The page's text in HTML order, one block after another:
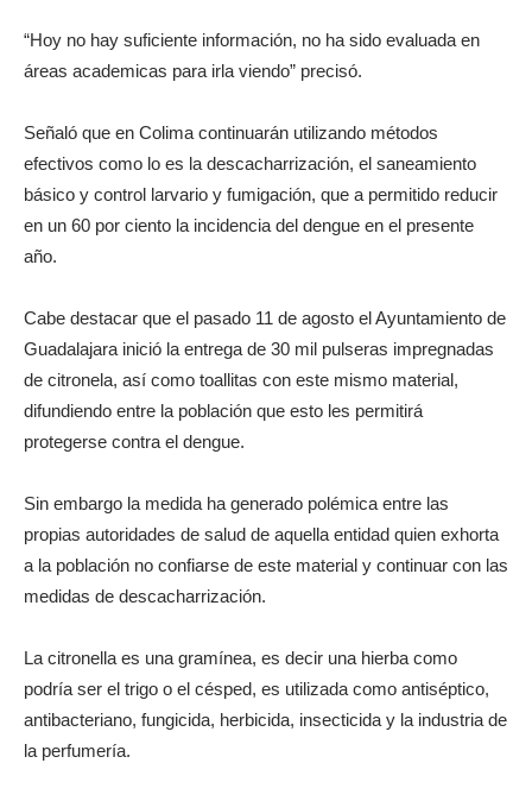
“Hoy no hay suficiente información, no ha sido evaluada en
áreas academicas para irla viendo” precisó.
Señaló que en Colima continuarán utilizando métodos
efectivos como lo es la descacharrización, el saneamiento
básico y control larvario y fumigación, que a permitido reducir
en un 60 por ciento la incidencia del dengue en el presente
año.
Cabe destacar que el pasado 11 de agosto el Ayuntamiento de
Guadalajara inició la entrega de 30 mil pulseras impregnadas
de citronela, así como toallitas con este mismo material,
difundiendo entre la población que esto les permitirá
protegerse contra el dengue.
Sin embargo la medida ha generado polémica entre las
propias autoridades de salud de aquella entidad quien exhorta
a la población no confiarse de este material y continuar con las
medidas de descacharrización.
La citronella es una gramínea, es decir una hierba como
podría ser el trigo o el césped, es utilizada como antiséptico,
antibacteriano, fungicida, herbicida, insecticida y la industria de
la perfumería.